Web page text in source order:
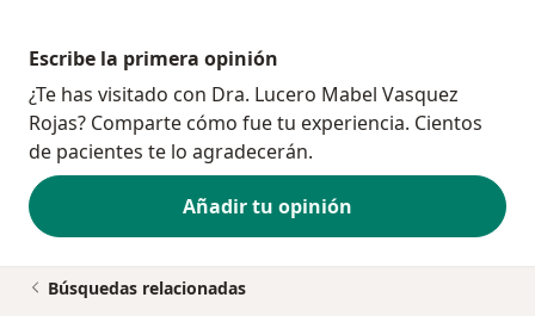
Escribe la primera opinión
¿Te has visitado con Dra. Lucero Mabel Vasquez
Rojas? Comparte cómo fue tu experiencia. Cientos
de pacientes te lo agradecerán.
Añadir tu opinión
Búsquedas relacionadas